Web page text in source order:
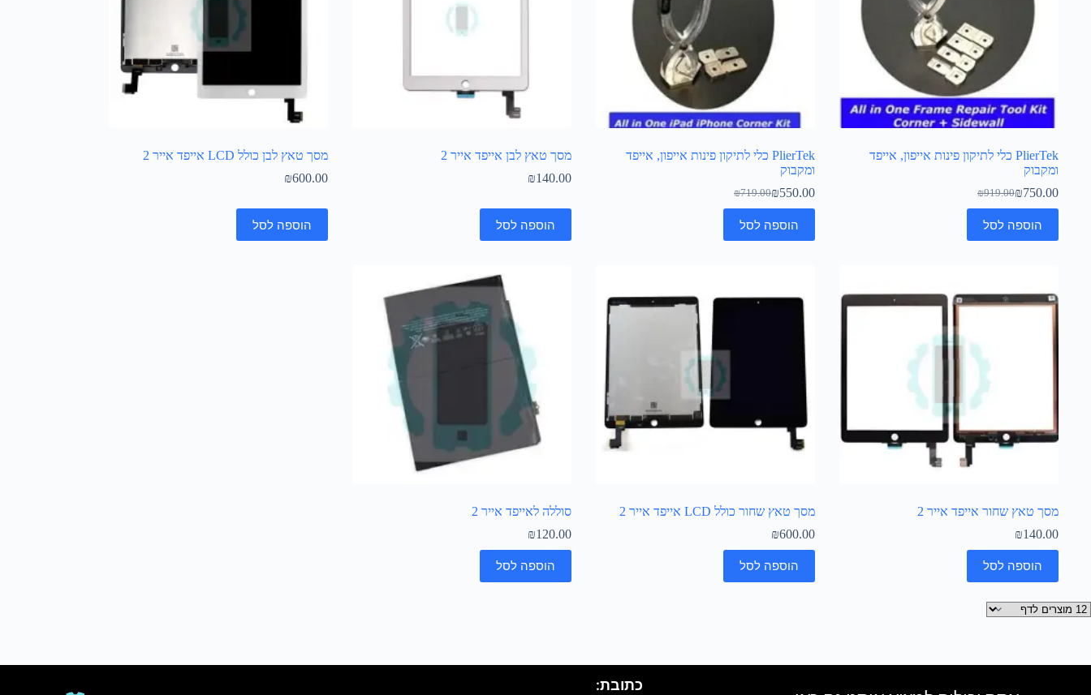
PlierTek כלי לתיקון פינות אייפון, אייפד
ומקבוק
₪919.00₪750.00
הוספה לסל
PlierTek כלי לתיקון פינות אייפון, אייפד
ומקבוק
₪719.00₪550.00
הוספה לסל
מסך טאץ לבן אייפד אייר 2
₪140.00
הוספה לסל
מסך טאץ לבן כולל LCD אייפד אייר 2
₪600.00
הוספה לסל
מסך טאץ שחור אייפד אייר 2
₪140.00
הוספה לסל
מסך טאץ שחור כולל LCD אייפד אייר 2
₪600.00
הוספה לסל
סוללה לאייפד אייר 2
₪120.00
הוספה לסל
כתובת: